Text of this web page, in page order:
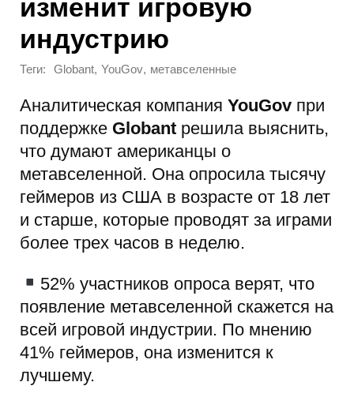
изменит игровую
индустрию
Теги: Globant, YouGov, метавселенные
Аналитическая компания YouGov при
поддержке Globant решила выяснить,
что думают американцы о
метавселенной. Она опросила тысячу
геймеров из США в возрасте от 18 лет
и старше, которые проводят за играми
более трех часов в неделю.
52% участников опроса верят, что
появление метавселенной скажется на
всей игровой индустрии. По мнению
41% геймеров, она изменится к
лучшему.